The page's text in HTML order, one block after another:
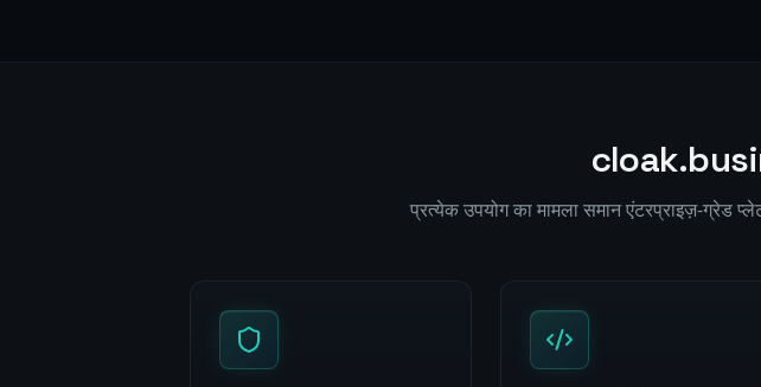
प्रत्येक उपयोग का मामला समान एंटरप्राइज़-ग्रेड